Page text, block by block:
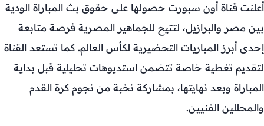
أعلنت قناة أون سبورت حصولها على حقوق بث المباراة الودية
بين مصر والبرازيل، لتتيح للجماهير المصرية فرصة متابعة
إحدى أبرز المباريات التحضيرية لكأس العالم. كما تستعد القناة
لتقديم تغطية خاصة تتضمن استديوهات تحليلية قبل بداية
المباراة وبعد نهايتها، بمشاركة نخبة من نجوم كرة القدم
والمحللين الفنيين.